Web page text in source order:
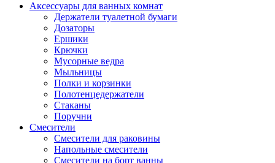
Аксессуары для ванных комнат
Держатели туалетной бумаги
Дозаторы
Ершики
Крючки
Мусорные ведра
Мыльницы
Полки и корзинки
Полотенцедержатели
Стаканы
Поручни
Смесители
Смесители для раковины
Напольные смесители
Смесители на борт ванны